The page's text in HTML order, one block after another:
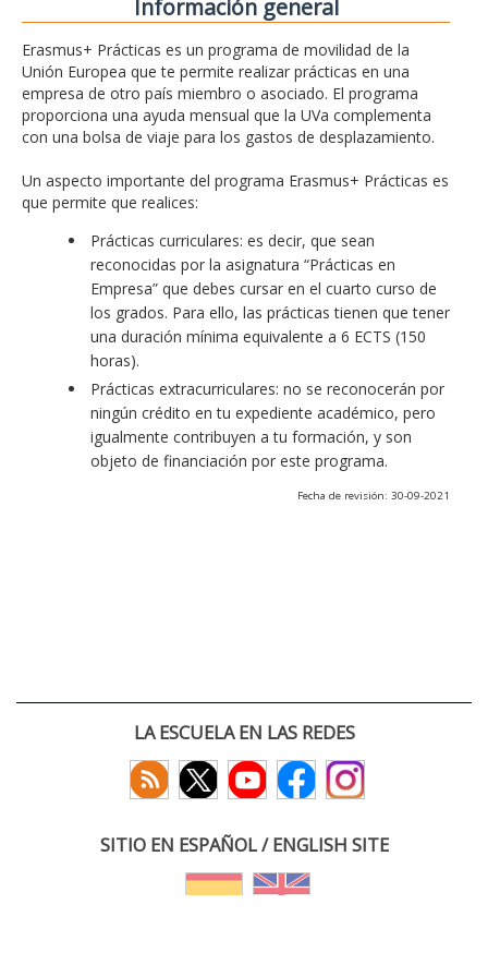
Información general
Erasmus+ Prácticas es un programa de movilidad de la
Unión Europea que te permite realizar prácticas en una
empresa de otro país miembro o asociado. El programa
proporciona una ayuda mensual que la UVa complementa
con una bolsa de viaje para los gastos de desplazamiento.
Un aspecto importante del programa Erasmus+ Prácticas es
que permite que realices:
Prácticas curriculares: es decir, que sean
reconocidas por la asignatura “Prácticas en
Empresa” que debes cursar en el cuarto curso de
los grados. Para ello, las prácticas tienen que tener
una duración mínima equivalente a 6 ECTS (150
horas).
Prácticas extracurriculares: no se reconocerán por
ningún crédito en tu expediente académico, pero
igualmente contribuyen a tu formación, y son
objeto de financiación por este programa.
Fecha de revisión: 30-09-2021
LA ESCUELA EN LAS REDES
SITIO EN ESPAÑOL / ENGLISH SITE